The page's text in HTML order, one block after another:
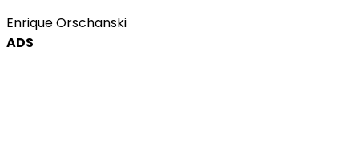
Enrique Orschanski
ADS